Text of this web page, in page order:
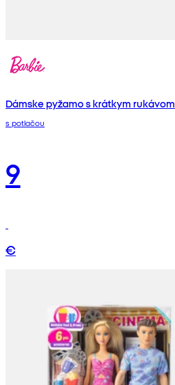
Dámske pyžamo s krátkym rukávom
s potlačou
9
€